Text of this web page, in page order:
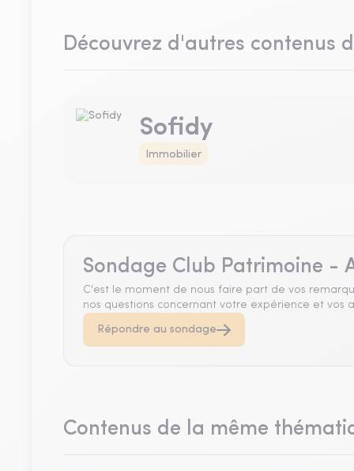
Découvrez d'autres contenus
Sofidy
Immobilier
Sondage Club Patrimoine -
C'est le moment de nous faire part de vos
nos questions concernant votre expérience et vos
Répondre au sondage
Contenus de la même